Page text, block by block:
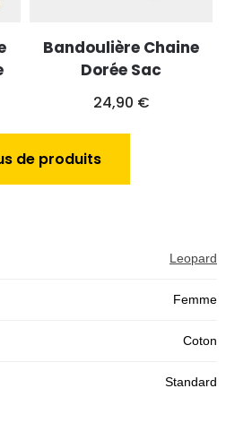
Bandoulière Chaine
Dorée Sac
24,90 €
de produits
Leopard
Femme
Coton
Standard